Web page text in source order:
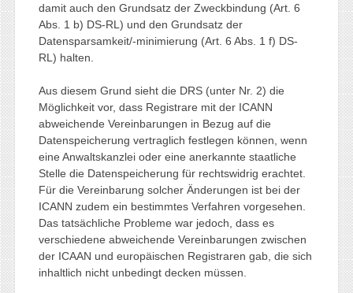
damit auch den Grundsatz der Zweckbindung (Art. 6
Abs. 1 b) DS-RL) und den Grundsatz der
Datensparsamkeit/-minimierung (Art. 6 Abs. 1 f) DS-
RL) halten.
Aus diesem Grund sieht die DRS (unter Nr. 2) die
Möglichkeit vor, dass Registrare mit der ICANN
abweichende Vereinbarungen in Bezug auf die
Datenspeicherung vertraglich festlegen können, wenn
eine Anwaltskanzlei oder eine anerkannte staatliche
Stelle die Datenspeicherung für rechtswidrig erachtet.
Für die Vereinbarung solcher Änderungen ist bei der
ICANN zudem ein bestimmtes Verfahren vorgesehen.
Das tatsächliche Probleme war jedoch, dass es
verschiedene abweichende Vereinbarungen zwischen
der ICAAN und europäischen Registraren gab, die sich
inhaltlich nicht unbedingt decken müssen.